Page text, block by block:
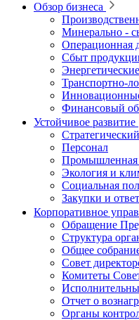
Обзор бизнеса
Минерально ‑
Операционная
Сбыт
Транспортно-
Финансовый
Устойчивое развитие
Персонал
Промышленная
Экология и
Социальная
Закупки и
Корпоративное
Обращение
Структура
Общее
Совет
Комитеты
Отчет о
Органы